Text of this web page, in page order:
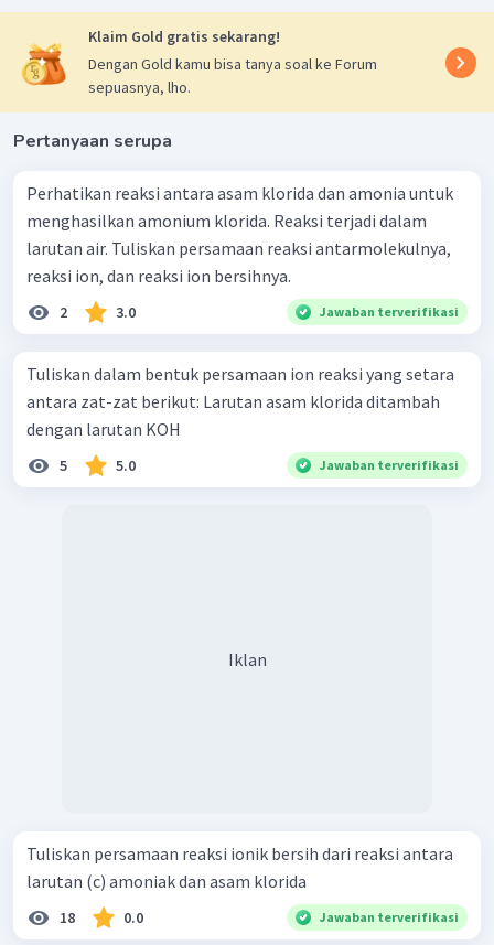
Klaim Gold gratis sekarang!
Dengan Gold kamu bisa tanya soal ke Forum
sepuasnya, lho.
Pertanyaan serupa
Perhatikan reaksi antara asam klorida dan amonia untuk
menghasilkan amonium klorida. Reaksi terjadi dalam
larutan air. Tuliskan persamaan reaksi antarmolekulnya,
reaksi ion, dan reaksi ion bersihnya.
2 3.0 Jawaban terverifikasi
Tuliskan dalam bentuk persamaan ion reaksi yang setara
antara zat-zat berikut: Larutan asam klorida ditambah
dengan larutan KOH
5 5.0 Jawaban terverifikasi
Iklan
Tuliskan persamaan reaksi ionik bersih dari reaksi antara
larutan (c) amoniak dan asam klorida
18 0.0 Jawaban terverifikasi